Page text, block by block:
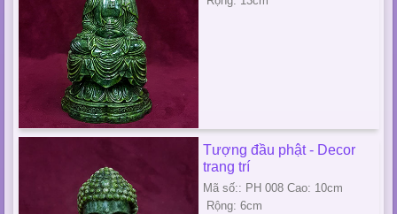
Tượng đầu phật - Decor
trang trí
Mã số:: PH 008 Cao: 10cm
Rộng: 6cm